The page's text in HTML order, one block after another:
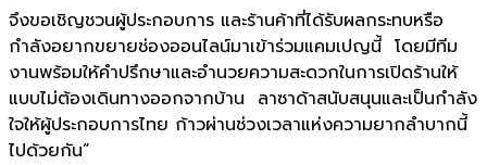
จึงขอเชิญชวนผู้ประกอบการ และร้านค้าที่ได้รับผลกระทบหรือ
กำลังอยากขยายช่องออนไลน์มาเข้าร่วมแคมเปญนี้ โดยมีทีม
งานพร้อมให้คำปรึกษาและอำนวยความสะดวกในการเปิดร้านให้
แบบไม่ต้องเดินทางออกจากบ้าน ลาซาด้าสนับสนุนและเป็นกำลัง
ใจให้ผู้ประกอบการไทย ก้าวผ่านช่วงเวลาแห่งความยากลำบากนี้
ไปด้วยกัน”